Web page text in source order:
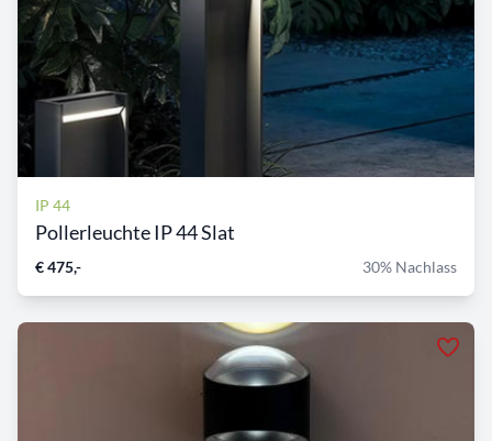
IP 44
Pollerleuchte IP 44 Slat
€ 475,- 30% Nachlass